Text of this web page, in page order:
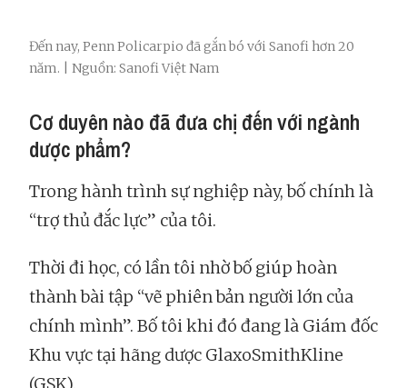
Đến nay, Penn Policarpio đã gắn bó với Sanofi hơn 20
năm. | Nguồn: Sanofi Việt Nam
Cơ duyên nào đã đưa chị đến với ngành
dược phẩm?
Trong hành trình sự nghiệp này, bố chính là
“trợ thủ đắc lực” của tôi.
Thời đi học, có lần tôi nhờ bố giúp hoàn
thành bài tập “vẽ phiên bản người lớn của
chính mình”. Bố tôi khi đó đang là Giám đốc
Khu vực tại hãng dược GlaxoSmithKline